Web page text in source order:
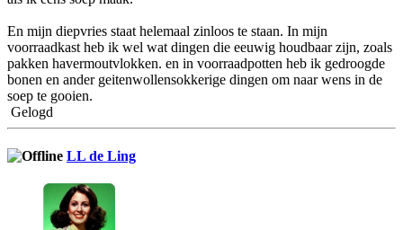
En mijn diepvries staat helemaal zinloos te staan. In mijn
voorraadkast heb ik wel wat dingen die eeuwig houdbaar zijn, zoals
pakken havermoutvlokken. en in voorraadpotten heb ik gedroogde
bonen en ander geitenwollensokkerige dingen om naar wens in de
soep te gooien.
Gelogd
LL de Ling